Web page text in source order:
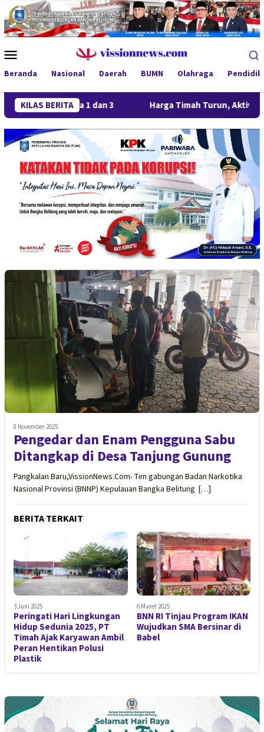
Loncat
ke
konten
Mobile
Beranda Nasional Daerah BUMN Olahraga
KILAS BERITA
1 dan 3 Harga Timah Turun, Aktivitas Tambang di
8 November 2025
Pengedar dan Enam Pengguna Sabu
Ditangkap di Desa Tanjung Gunung
Pangkalan Baru,VissionNews.Com- Tim gabungan Badan Narkotika
Nasional Provinsi (BNNP) Kepulauan Bangka Belitung […]
BERITA TERKAIT
3 Juni 2025
Peringati Hari Lingkungan
Hidup Sedunia 2025, PT
Timah Ajak Karyawan Ambil
Peran Hentikan Polusi
Plastik
6 Maret 2025
BNN RI Tinjau Program IKAN
Wujudkan SMA Bersinar di
Babel